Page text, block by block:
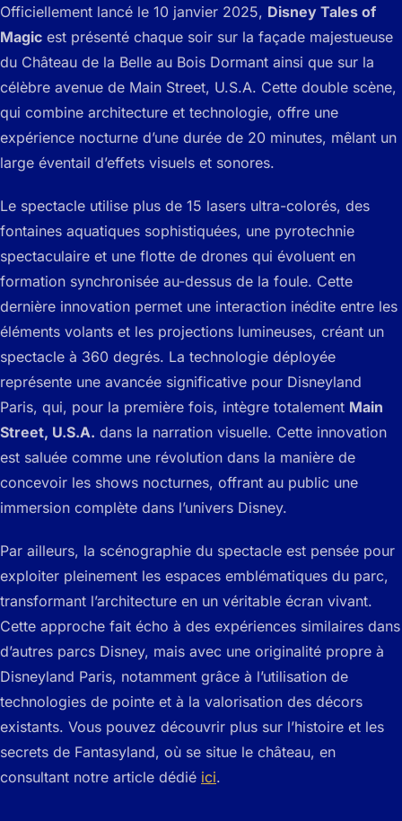
Officiellement lancé le 10 janvier 2025, Disney Tales of
Magic est présenté chaque soir sur la façade majestueuse
du Château de la Belle au Bois Dormant ainsi que sur la
célèbre avenue de Main Street, U.S.A. Cette double scène,
qui combine architecture et technologie, offre une
expérience nocturne d’une durée de 20 minutes, mêlant un
large éventail d’effets visuels et sonores.
Le spectacle utilise plus de 15 lasers ultra-colorés, des
fontaines aquatiques sophistiquées, une pyrotechnie
spectaculaire et une flotte de drones qui évoluent en
formation synchronisée au-dessus de la foule. Cette
dernière innovation permet une interaction inédite entre les
éléments volants et les projections lumineuses, créant un
spectacle à 360 degrés. La technologie déployée
représente une avancée significative pour Disneyland
Paris, qui, pour la première fois, intègre totalement Main
Street, U.S.A. dans la narration visuelle. Cette innovation
est saluée comme une révolution dans la manière de
concevoir les shows nocturnes, offrant au public une
immersion complète dans l’univers Disney.
Par ailleurs, la scénographie du spectacle est pensée pour
exploiter pleinement les espaces emblématiques du parc,
transformant l’architecture en un véritable écran vivant.
Cette approche fait écho à des expériences similaires dans
d’autres parcs Disney, mais avec une originalité propre à
Disneyland Paris, notamment grâce à l’utilisation de
technologies de pointe et à la valorisation des décors
existants. Vous pouvez découvrir plus sur l’histoire et les
secrets de Fantasyland, où se situe le château, en
consultant notre article dédié ici.